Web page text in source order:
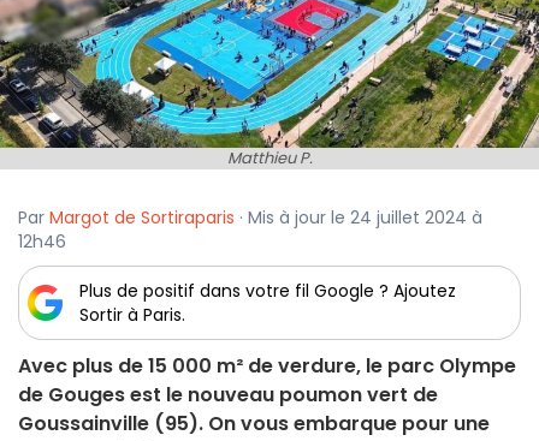
Matthieu P.
Par Margot de Sortiraparis · Mis à jour le 24 juillet 2024 à
12h46
Plus de positif dans votre fil Google ? Ajoutez
Sortir à Paris.
Avec plus de 15 000 m² de verdure, le parc Olympe
de Gouges est le nouveau poumon vert de
Goussainville (95). On vous embarque pour une